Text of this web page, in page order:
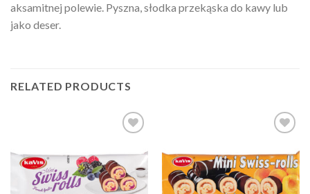
aksamitnej polewie. Pyszna, słodka przekąska do kawy lub
jako deser.
RELATED PRODUCTS
wishlist
wishlist